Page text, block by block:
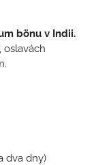
bönu v Indii.
oslavách
dva dny)